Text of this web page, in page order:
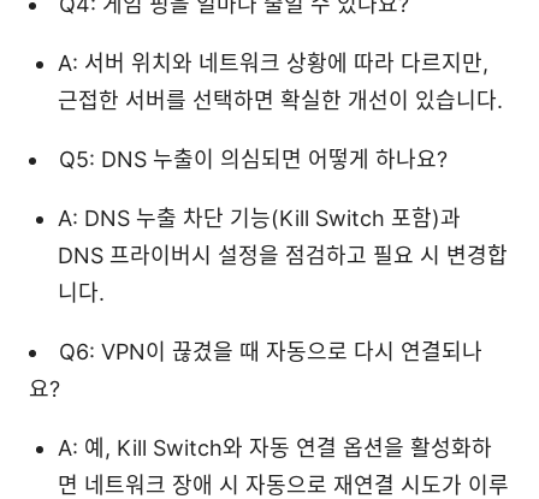
A: 서버 위치와 네트워크 상황에 따라 다르지만,
근접한 서버를 선택하면 확실한 개선이 있습니다.
Q5: DNS 누출이 의심되면 어떻게 하나요?
A: DNS 누출 차단 기능(Kill Switch 포함)과
DNS 프라이버시 설정을 점검하고 필요 시 변경합
니다.
Q6: VPN이 끊겼을 때 자동으로 다시 연결되나
요?
A: 예, Kill Switch와 자동 연결 옵션을 활성화하
면 네트워크 장애 시 자동으로 재연결 시도가 이루